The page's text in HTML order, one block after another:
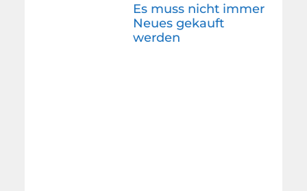
Es muss nicht immer
Neues gekauft
werden